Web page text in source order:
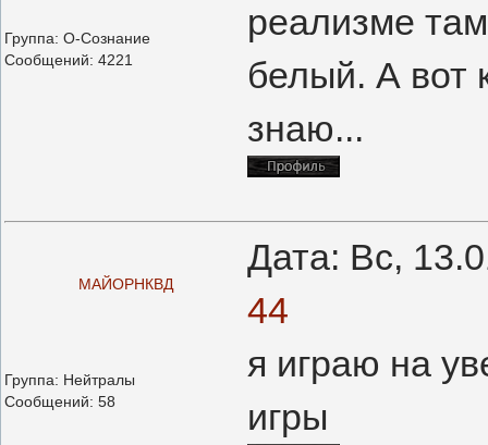
Группа: О-Сознание
Сообщений: 4221
реализме
белый. А вот
знаю...
МАЙОРНКВД
Дата: Вс,
44
Группа: Нейтралы
Сообщений: 58
я играю на
игры